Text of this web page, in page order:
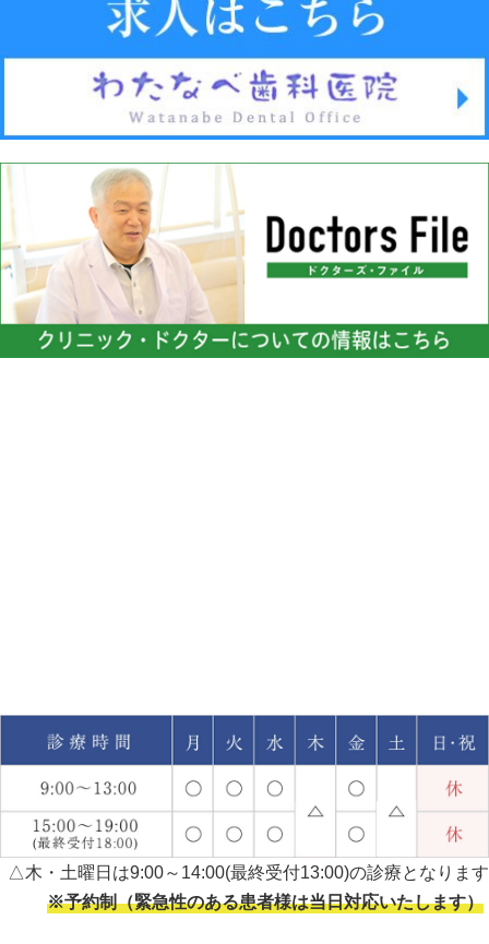
△木・土曜日は9:00～14:00(最終受付13:00)の診療となります
※予約制（緊急性のある患者様は当日対応いたします）